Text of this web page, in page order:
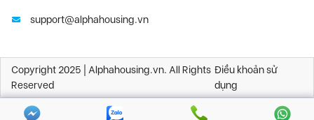
support@alphahousing.vn
Copyright 2025 | Alphahousing.vn. All Rights
Reserved
Điều khoản sử
dụng